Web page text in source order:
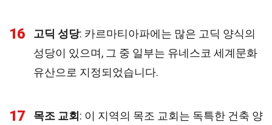
16 고딕 성당: 카르마티아파에는 많은 고딕 양식의
성당이 있으며, 그 중 일부는 유네스코 세계문화
유산으로 지정되었습니다.
17 목조 교회 : 이 지역의 목조 교회는 독특한 건축 양